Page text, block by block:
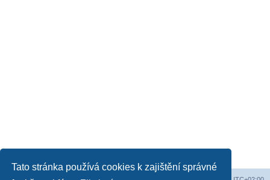
Tato stránka používá cookies k zajištění správné